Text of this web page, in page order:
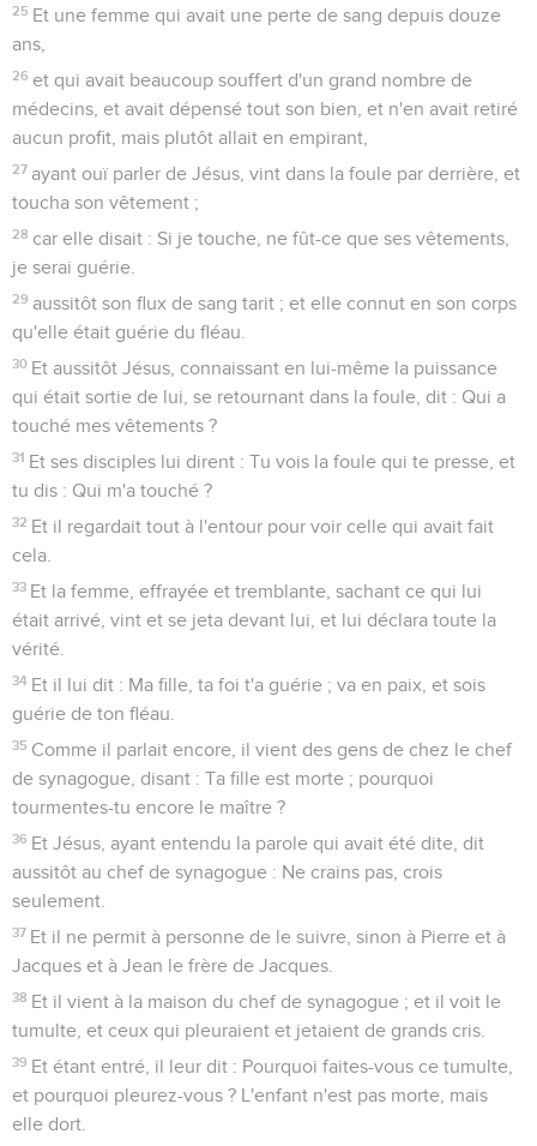
25 Et une femme qui avait une perte de sang depuis douze
ans,
26 et qui avait beaucoup souffert d'un grand nombre de
médecins, et avait dépensé tout son bien, et n'en avait retiré
aucun profit, mais plutôt allait en empirant,
27 ayant ouï parler de Jésus, vint dans la foule par derrière, et
toucha son vêtement ;
28 car elle disait : Si je touche, ne fût-ce que ses vêtements,
je serai guérie.
29 aussitôt son flux de sang tarit ; et elle connut en son corps
qu'elle était guérie du fléau.
30 Et aussitôt Jésus, connaissant en lui-même la puissance
qui était sortie de lui, se retournant dans la foule, dit : Qui a
touché mes vêtements ?
31 Et ses disciples lui dirent : Tu vois la foule qui te presse, et
tu dis : Qui m'a touché ?
32 Et il regardait tout à l'entour pour voir celle qui avait fait
cela.
33 Et la femme, effrayée et tremblante, sachant ce qui lui
était arrivé, vint et se jeta devant lui, et lui déclara toute la
vérité.
34 Et il lui dit : Ma fille, ta foi t'a guérie ; va en paix, et sois
guérie de ton fléau.
35 Comme il parlait encore, il vient des gens de chez le chef
de synagogue, disant : Ta fille est morte ; pourquoi
tourmentes-tu encore le maître ?
36 Et Jésus, ayant entendu la parole qui avait été dite, dit
aussitôt au chef de synagogue : Ne crains pas, crois
seulement.
37 Et il ne permit à personne de le suivre, sinon à Pierre et à
Jacques et à Jean le frère de Jacques.
38 Et il vient à la maison du chef de synagogue ; et il voit le
tumulte, et ceux qui pleuraient et jetaient de grands cris.
39 Et étant entré, il leur dit : Pourquoi faites-vous ce tumulte,
et pourquoi pleurez-vous ? L'enfant n'est pas morte, mais
elle dort.